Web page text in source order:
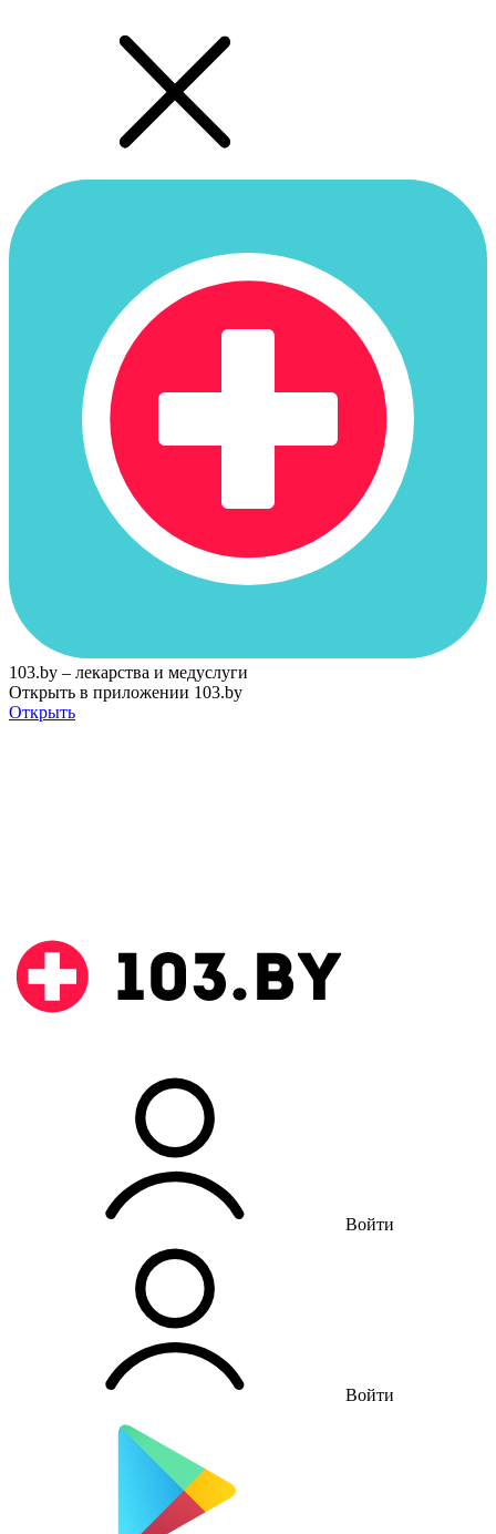
103.by – лекарства и медуслуги
Открыть в приложении 103.by
Открыть
Войти
Войти